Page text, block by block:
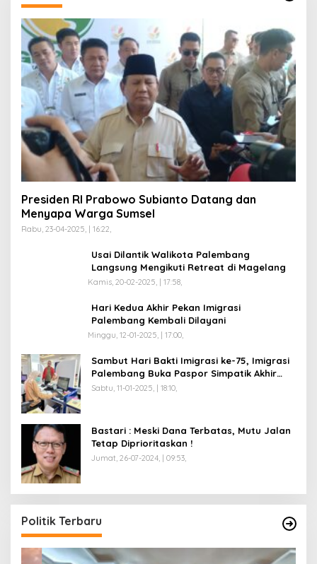
Presiden RI Prabowo Subianto Datang dan
Menyapa Warga Sumsel
Rabu, 23-04-2025, | 16:22,
Usai Dilantik Walikota Palembang
Langsung Mengikuti Retreat di Magelang
Kamis, 20-02-2025, | 17:58,
Hari Kedua Akhir Pekan Imigrasi
Palembang Kembali Dilayani
Minggu, 12-01-2025, | 17:00,
Sambut Hari Bakti Imigrasi ke-75, Imigrasi
Palembang Buka Paspor Simpatik Akhir
Pekan
Sabtu, 11-01-2025, | 18:10,
Bastari : Meski Dana Terbatas, Mutu Jalan
Tetap Diprioritaskan !
Jumat, 26-07-2024, | 09:53,
Politik Terbaru